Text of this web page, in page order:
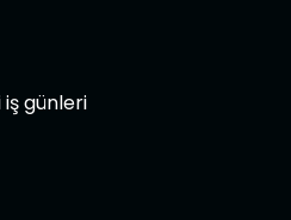
iş günleri